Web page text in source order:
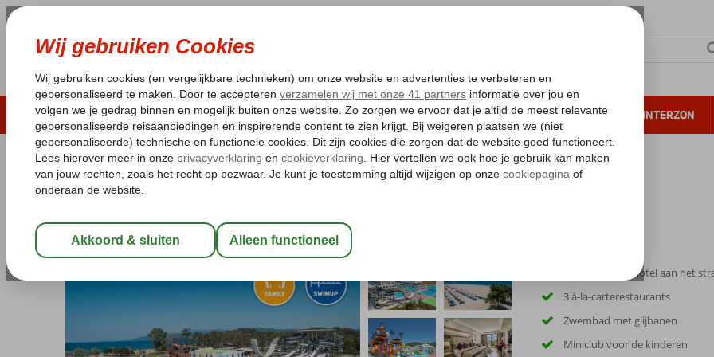
LAST MINUTE ZOMER 2026 ZONVAKANTIE VERRE REIZEN ALL INCLUSIVE WINTERZON
Pakketgarantie Laagsteprijsgarantie* Gratis annuleren*
Home
Turkije Egeische kust
Korumar Ephesus Beach & Spa
Ultra All Inclusive-Hotel
Nieuw en luxe hotel aan het
3 à-la-carterestaurants
Zwembad met glijbanen
Miniclub voor de kinderen